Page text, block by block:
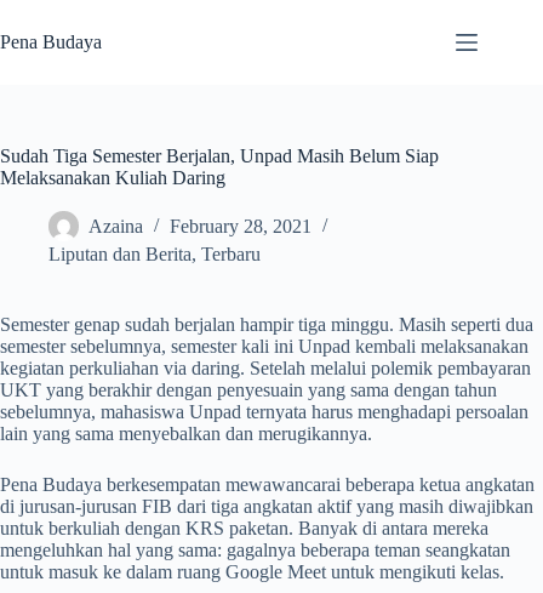
to
content
Pena Budaya
Sudah Tiga Semester Berjalan, Unpad Masih Belum Siap
Melaksanakan Kuliah Daring
Azaina
February 28, 2021
Liputan dan Berita, Terbaru
Semester genap sudah berjalan hampir tiga minggu. Masih seperti dua
semester sebelumnya, semester kali ini Unpad kembali melaksanakan
kegiatan perkuliahan via daring. Setelah melalui polemik pembayaran
UKT yang berakhir dengan penyesuain yang sama dengan tahun
sebelumnya, mahasiswa Unpad ternyata harus menghadapi persoalan
lain yang sama menyebalkan dan merugikannya.
Pena Budaya berkesempatan mewawancarai beberapa ketua angkatan
di jurusan-jurusan FIB dari tiga angkatan aktif yang masih diwajibkan
untuk berkuliah dengan KRS paketan. Banyak di antara mereka
mengeluhkan hal yang sama: gagalnya beberapa teman seangkatan
untuk masuk ke dalam ruang Google Meet untuk mengikuti kelas.